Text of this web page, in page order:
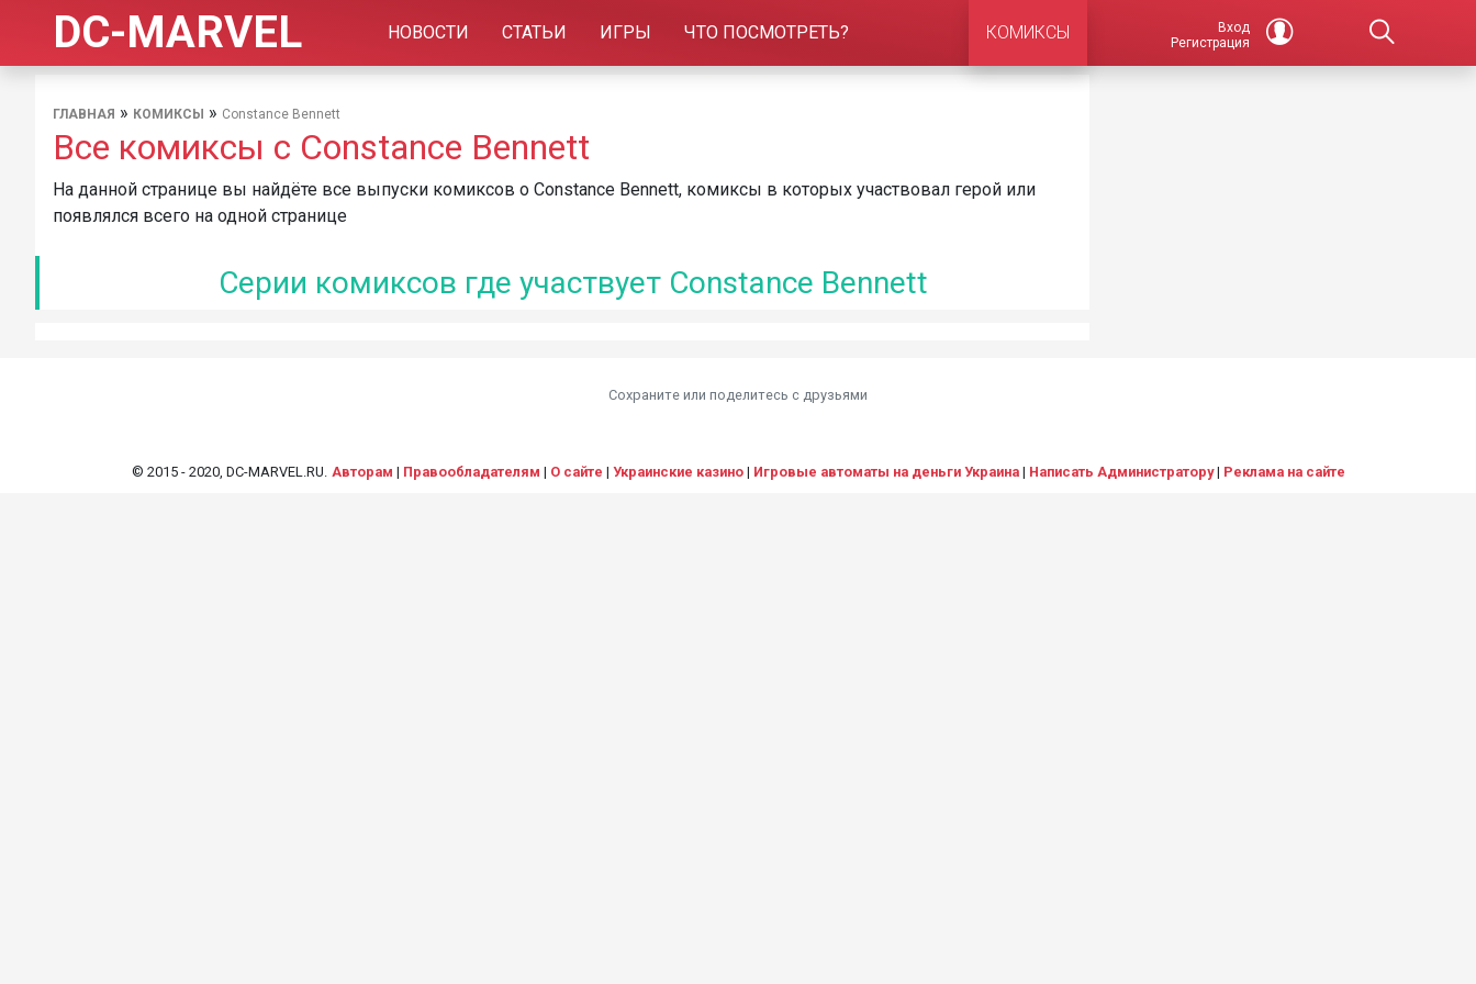
DC-MARVEL НОВОСТИ СТАТЬИ ИГРЫ ЧТО ПОСМОТРЕТЬ? КОМИКСЫ
Вход
Регистрация
ГЛАВНАЯ » КОМИКСЫ » Constance Bennett
Все комиксы с Constance Bennett
На данной странице вы найдёте все выпуски комиксов о Constance Bennett, комиксы в которых участвовал герой или
появлялся всего на одной странице
Серии комиксов где участвует Constance Bennett
Сохраните или поделитесь c друзьями
© 2015 - 2020, DC-MARVEL.RU. Авторам | Правообладателям | О сайте | Украинские казино| Игровые автоматы на деньги Украина| Написать Администратору| Реклама на сайте